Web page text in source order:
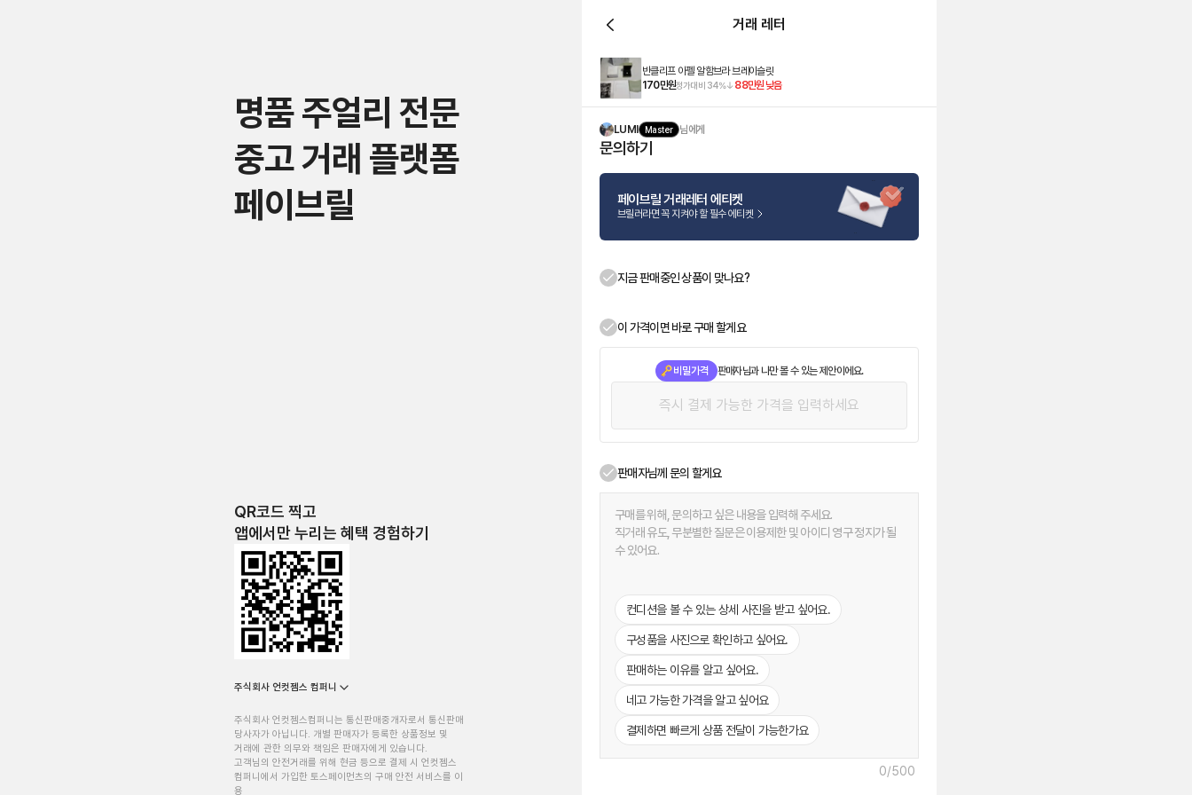
명품 주얼리 전문
중고 거래 플랫폼
페이브릴
QR코드 찍고
앱에서만 누리는 혜택 경험하기
주식회사 언컷젬스 컴퍼니
주식회사 언컷젬스컴퍼니는 통신판매중개자로서 통신판매
당사자가 아닙니다. 개별 판매자가 등록한 상품정보 및
거래에 관한 의무와 책임은 판매자에게 있습니다.
고객님의 안전거래를 위해 현금 등으로 결제 시 언컷젬스
컴퍼니에서 가입한 토스페이먼츠의 구매 안전 서비스를 이
용
거래 레터
반클리프 아펠 알함브라 브레이슬릿
170만원정가대비 34% 88만원낮음
LUMI Master 님에게
문의하기
페이브릴 거래레터 에티켓
브릴러라면 꼭 지켜야 할 필수 에티켓
지금 판매중인 상품이 맞나요?
이 가격이면 바로 구매 할게요
비밀가격 판매자님과 나만 볼 수 있는 제안이에요.
판매자님께 문의 할게요
0/500
컨디션을 볼 수 있는 상세 사진을 받고 싶어요.
구성품을 사진으로 확인하고 싶어요.
판매하는 이유를 알고 싶어요.
네고 가능한 가격을 알고 싶어요
결제하면 빠르게 상품 전달이 가능한가요